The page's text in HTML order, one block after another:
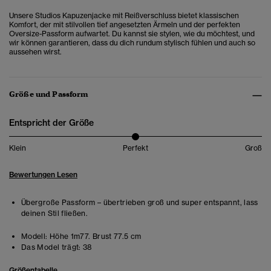
Unsere Studios Kapuzenjacke mit Reißverschluss bietet klassischen
Komfort, der mit stilvollen tief angesetzten Ärmeln und der perfekten
Oversize-Passform aufwartet. Du kannst sie stylen, wie du möchtest, und
wir können garantieren, dass du dich rundum stylisch fühlen und auch so
aussehen wirst.
Größe und Passform
Entspricht der Größe
Klein Perfekt Groß
Bewertungen Lesen
Übergroße Passform – übertrieben groß und super entspannt, lass
deinen Stil fließen.
Modell: Höhe 1m77. Brust 77.5 cm
Das Model trägt: 38